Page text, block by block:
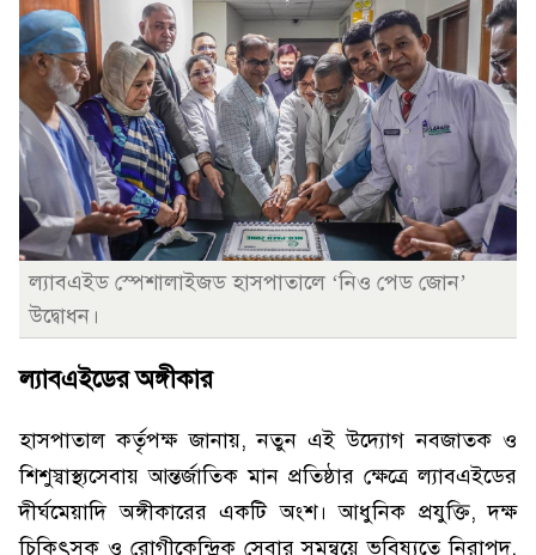
ল্যাবএইড স্পেশালাইজড হাসপাতালে ‘নিও পেড জোন’
উদ্বোধন।
ল্যাবএইডের অঙ্গীকার
হাসপাতাল কর্তৃপক্ষ জানায়, নতুন এই উদ্যোগ নবজাতক ও
শিশুস্বাস্থ্যসেবায় আন্তর্জাতিক মান প্রতিষ্ঠার ক্ষেত্রে ল্যাবএইডের
দীর্ঘমেয়াদি অঙ্গীকারের একটি অংশ। আধুনিক প্রযুক্তি, দক্ষ
চিকিৎসক ও রোগীকেন্দ্রিক সেবার সমন্বয়ে ভবিষ্যতে নিরাপদ,